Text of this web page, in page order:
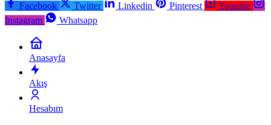
Facebook
Twitter Linkedin Pinterest
Youtube
Instagram
Whatsapp
Anasayfa
Akış
Hesabım